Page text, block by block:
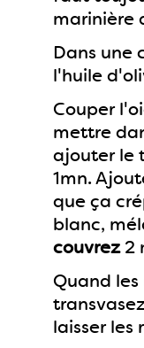
marinière
Dans une
l'huile
Couper
mettre
ajouter le
1mn.
que ça
blanc,
couvrez2
Quand
laisser les